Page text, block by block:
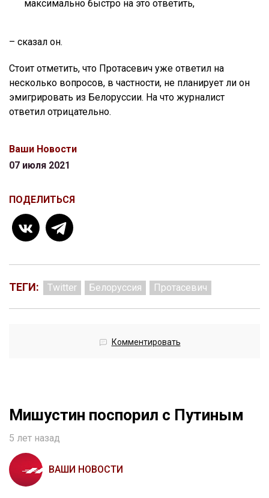
максимально быстро на это ответить,
– сказал он.
Стоит отметить, что Протасевич уже ответил на
несколько вопросов, в частности, не планирует ли он
эмигрировать из Белоруссии. На что журналист
ответил отрицательно.
Ваши Новости
07 июля 2021
ПОДЕЛИТЬСЯ
ТЕГИ: Twitter Белоруссия Протасевич
Комментировать
Мишустин поспорил с Путиным
5 лет назад
ВАШИ НОВОСТИ